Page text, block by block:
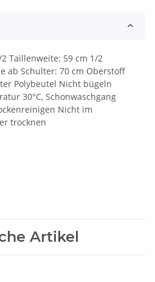
Taillenweite: 59 cm 1/2
ab Schulter: 70 cm Oberstoff
Polybeutel Nicht bügeln
30°C, Schonwaschgang
Nicht im
trocknen
Artikel